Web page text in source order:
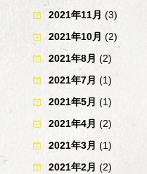
2021年11月 (3)
2021年10月 (2)
2021年8月 (2)
2021年7月 (1)
2021年5月 (1)
2021年4月 (2)
2021年3月 (1)
2021年2月 (2)